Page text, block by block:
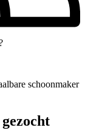
schoonmaker